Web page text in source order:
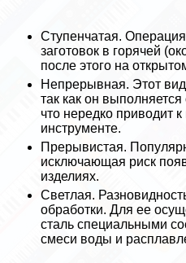
Ступенчатая.
заготовок в горячей
после этого на
Непрерывная. Этот
так как он
что нередко приводит
инструменте.
Прерывистая.
исключающая риск
изделиях.
Светлая.
обработки. Для ее
сталь специальными
смеси воды и